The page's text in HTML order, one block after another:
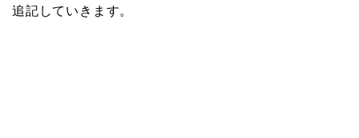
追記していきます。